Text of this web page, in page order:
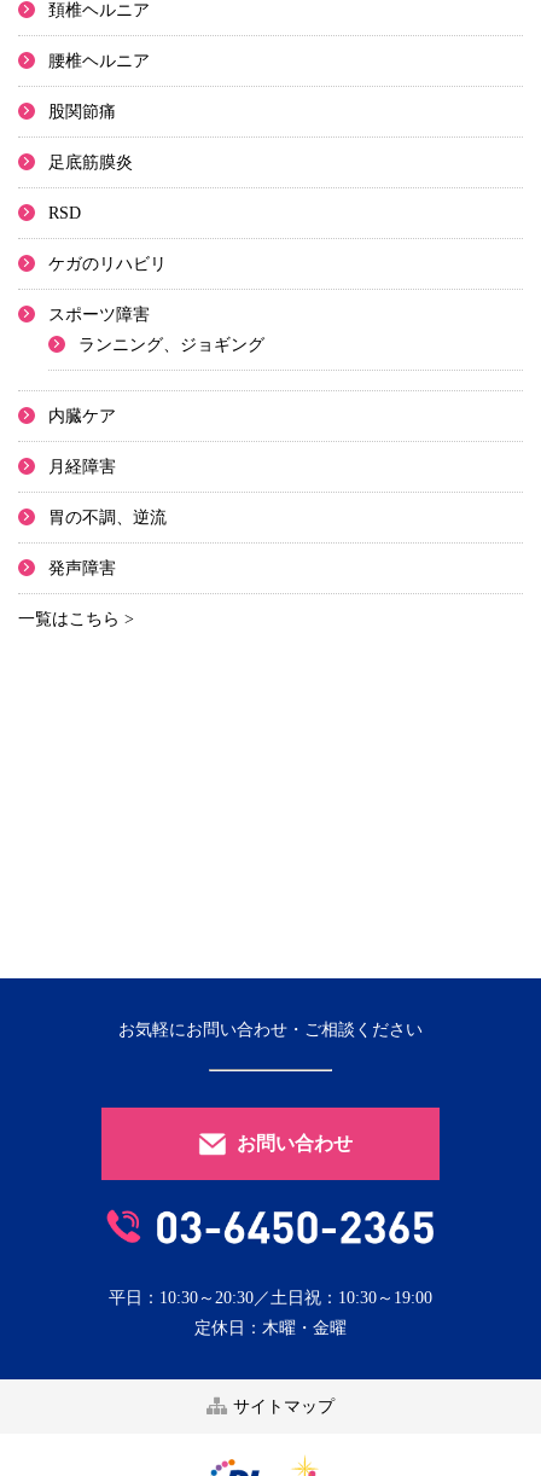
頚椎ヘルニア
腰椎ヘルニア
股関節痛
足底筋膜炎
RSD
ケガのリハビリ
スポーツ障害
ランニング、ジョギング
内臓ケア
月経障害
胃の不調、逆流
発声障害
一覧はこちら >
お気軽にお問い合わせ・ご相談ください
お問い合わせ
平日：10:30～20:30／土日祝：10:30～19:00
定休日：木曜・金曜
サイトマップ